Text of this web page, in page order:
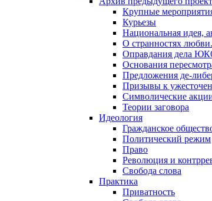
Крупные
Курьезы
Национальная идея,
О странностях
Оправдания дела
Основания
Предложения де-
Призывы к
Символические
Теории заговора
Идеология
Гражданское
Политический режим
Право
Революция и
Свобода слова
Практика
Приватность